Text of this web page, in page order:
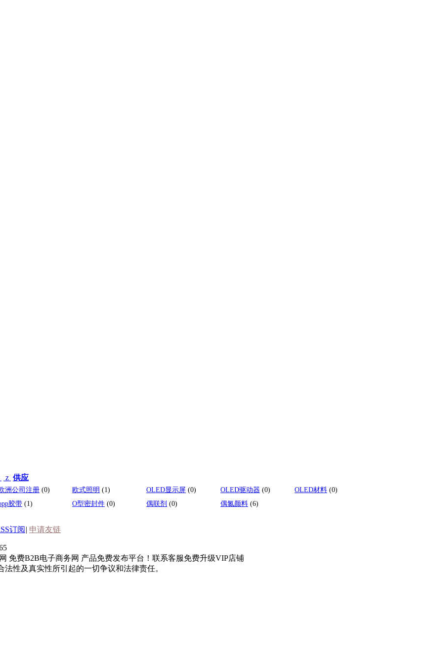
z 供应
洲公司注册 (0) 欧式照明 (1) OLED显示屏 (0) OLED驱动器 (0) OLED材料 (0)
胶带 (1) O型密封件 (0) 偶联剂 (0) 偶氮颜料 (6)
订阅 | 申请友链
免费B2B电子商务网 产品免费发布平台！联系客服免费升级VIP店铺
性及真实性所引起的一切争议和法律责任。